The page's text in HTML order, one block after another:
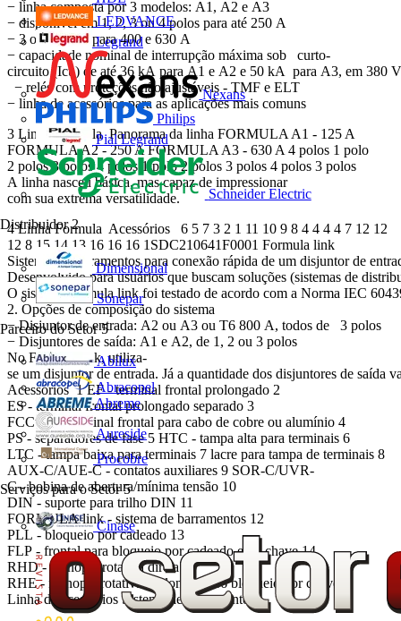
LEDVANCE
Legrand
Nexans
Philips
Pial Legrand
Schneider Electric
Distribuidor 2
Dimensional
Sonepar
Parceiro do Setor 5
Abilux
Abracopel
Abreme
Aureside
Procobre
Serviços para o Setor 5
Cinase
− linha composta por 3 modelos: A1, A2 e A3
− disponível em 1, 2, 3 ou 4 polos para até 250 A
− 3 ou 4 polos para 400 e 630 A
− capacidade nominal de interrupção máxima sob curto-
circuito (Icu) de até 36 kA para A1 e A2 e 50 kA para A3, em
− relés com proteções não ajustáveis - TMF e ELT
− linha de acessórios para as aplicações mais comuns
3 Linha Formula Panorama da linha FORMULA A1 - 125 A
FORMULA A2 - 250 A FORMULA A3 - 630 A 4 polos 1 polo
2 polos 3 polos 4 polos 1 polo 2 polos 3 polos 4 polos 3 polos
A linha nasceu básica, mas capaz de impressionar
com sua extrema versatilidade.
4 Linha Formula Acessórios 6 5 7 3 2 1 11 10 9 8 4 4 4 4 7 12 12
12 8 15 14 13 16 16 16 1SDC210641F0001 Formula link
Sistema de barramentos para conexão rápida de um disjuntor de
Desenvolvido para usuários que buscam soluções (sistemas de
O sistema Formula link foi testado de acordo com a Norma IEC
2. Opções de composição do sistema
− Disjuntor de entrada: A2 ou A3 ou T6 800 A, todos de 3 polos
− Disjuntores de saída: A1 e A2, de 1, 2 ou 3 polos
No Formula link, utiliza-
se um disjuntor de entrada. Já a quantidade dos disjuntores de
Acessórios 1 EF - terminal frontal prolongado 2
ES - terminal frontal prolongado separado 3
FCCuAl - terminal frontal para cabo de cobre ou alumínio 4
PS - separadores de fase 5 HTC - tampa alta para terminais 6
LTC - tampa baixa para terminais 7 lacre para tampa de terminais 8
AUX-C/AUE-C - contatos auxiliares 9 SOR-C/UVR-
C - bobina de abertura/mínima tensão 10
DIN - suporte para trilho DIN 11
FORMULA link - sistema de barramentos 12
PLL - bloqueio por cadeado 13
FLP - frontal para bloqueio por cadeado e/ou chave 14
RHD - manopla rotativa direta 15
RHE - manopla rotativa prolongada 16 bloqueio por chave
Linha de acessórios Sistema de barramento